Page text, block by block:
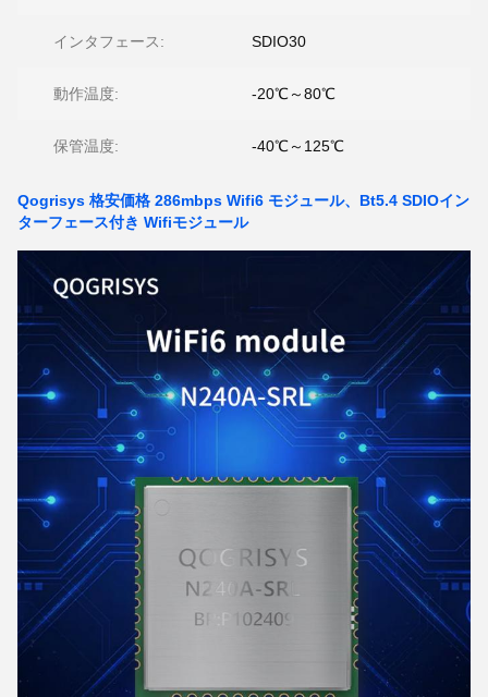
インタフェース: SDIO30
動作温度: -20℃～80℃
保管温度: -40℃～125℃
Qogrisys 格安価格 286mbps Wifi6 モジュール、Bt5.4 SDIOイン
ターフェース付き Wifiモジュール